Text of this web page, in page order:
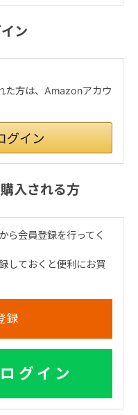
ン
た方は、Amazonアカウ
入される方
ら会員登録を行ってく
しておくと便利にお買
グイン